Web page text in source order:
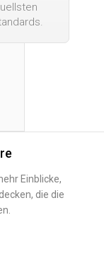
Einblicke,
die die